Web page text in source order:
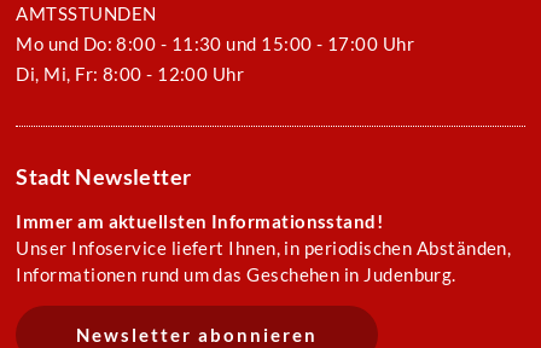
AMTSSTUNDEN
Mo und Do: 8:00 - 11:30 und 15:00 - 17:00 Uhr
Di, Mi, Fr: 8:00 - 12:00 Uhr
Stadt Newsletter
Immer am aktuellsten Informationsstand!
Unser Infoservice liefert Ihnen, in periodischen Abständen,
Informationen rund um das Geschehen in Judenburg.
Newsletter abonnieren